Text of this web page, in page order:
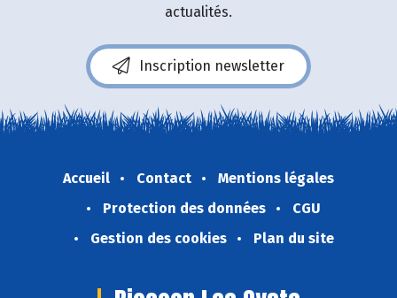
actualités.
Inscription newsletter
Accueil Contact
Mentions légales
Protection des données
CGU
Gestion des cookies
Plan du site